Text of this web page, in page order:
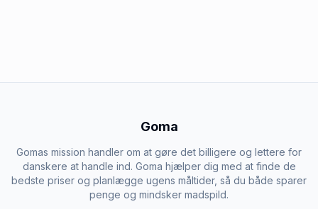
Goma
Gomas mission handler om at gøre det billigere og lettere for
danskere at handle ind. Goma hjælper dig med at finde de
bedste priser og planlægge ugens måltider, så du både sparer
penge og mindsker madspild.